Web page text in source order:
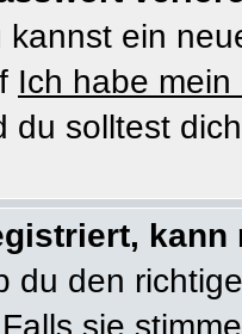
kannst ein
Ich habe
du solltest
du den
sie